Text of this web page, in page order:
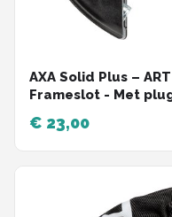
AXA Solid Plus –
Frameslot - Met
€ 23,00